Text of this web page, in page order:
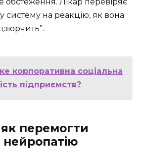
систему на реакцію, як вона
корпоративна соціальна
підприємств?
перемогти